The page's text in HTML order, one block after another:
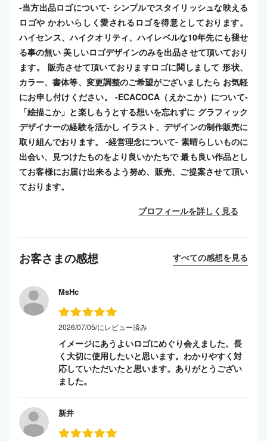
-当方出品ロゴについて- シンプルでスタイリッシュな映える
ロゴや かわいらしく愛されるロゴを得意としております。
ハイセンス、ハイクオリティ、ハイレベルな10年先にも褪せ
る事の無い 美しいロゴデザインのみを出品させて頂いており
ます。 販売させて頂いておりますロゴに関しまして 形状、
カラー、書体等、変更調整のご希望がございましたら お気軽
にお申し付けください。 -ECACOCA（えかこか）について-
「絵描こか」と楽しもうとする想いを忘れずに グラフィック
デザイナーの経験を活かし イラスト、デザインの制作販売に
取り組んでおります。 -経営理念について- 素晴らしいものに
出会い、見つけたものをより良いかたちで 最も良い作品とし
てお客様にお届け出来るよう努め、販売、ご提案させて頂い
ております。
プロフィールを詳しく見る
お客さまの感想 すべての感想を見る
MsHc
2026/07/05/にレビュー済み
イメージにあうよいロゴにめぐり会えました。長
く大切に使用したいと思います。わかりやすく対
応していただいたと思います。ありがとうござい
ました。
新井